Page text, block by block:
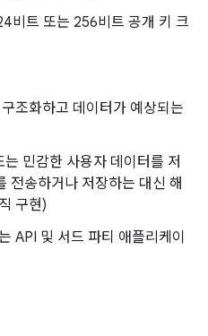
비트 또는 256비트 공개 키 크
조화하고 데이터가 예상되는
민감한 사용자 데이터를 저
전송하거나 저장하는 대신 해
구현)
API 및 서드 파티 애플리케이